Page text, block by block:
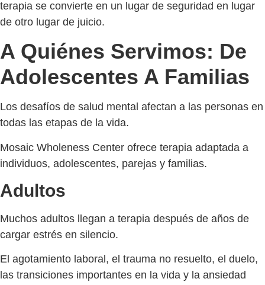
terapia se convierte en un lugar de seguridad en lugar
de otro lugar de juicio.
A Quiénes Servimos: De
Adolescentes A Familias
Los desafíos de salud mental afectan a las personas en
todas las etapas de la vida.
Mosaic Wholeness Center ofrece terapia adaptada a
individuos, adolescentes, parejas y familias.
Adultos
Muchos adultos llegan a terapia después de años de
cargar estrés en silencio.
El agotamiento laboral, el trauma no resuelto, el duelo,
las transiciones importantes en la vida y la ansiedad